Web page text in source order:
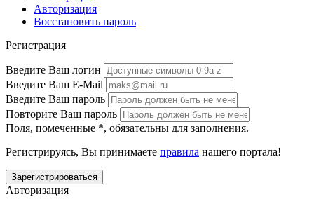
Авторизация
Восстановить пароль
Регистрация
Введите Ваш логин
Введите Ваш E-Mail
Введите Ваш пароль
Повторите Ваш пароль
Поля, помеченные *, обязательны для заполнения.
Регистрируясь, Вы принимаете правила нашего портала!
Авторизация